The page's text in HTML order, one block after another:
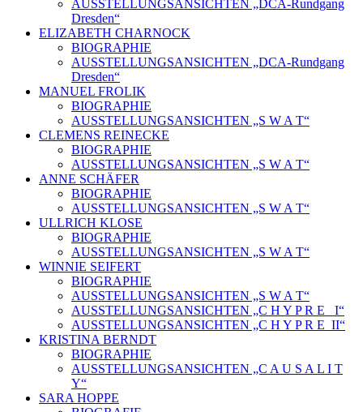
AUSSTELLUNGSANSICHTEN „DCA-Rundgang
Dresden“
ELIZABETH CHARNOCK
BIOGRAPHIE
AUSSTELLUNGSANSICHTEN „DCA-Rundgang
Dresden“
MANUEL FROLIK
BIOGRAPHIE
AUSSTELLUNGSANSICHTEN „S W A T“
CLEMENS REINECKE
BIOGRAPHIE
AUSSTELLUNGSANSICHTEN „S W A T“
ANNE SCHÄFER
BIOGRAPHIE
AUSSTELLUNGSANSICHTEN „S W A T“
ULLRICH KLOSE
BIOGRAPHIE
AUSSTELLUNGSANSICHTEN „S W A T“
WINNIE SEIFERT
BIOGRAPHIE
AUSSTELLUNGSANSICHTEN „S W A T“
AUSSTELLUNGSANSICHTEN „C H Y P R E_ I“
AUSSTELLUNGSANSICHTEN „C H Y P R E_II“
KRISTINA BERNDT
BIOGRAPHIE
AUSSTELLUNGSANSICHTEN „C A U S A L I T
Y“
SARA HOPPE